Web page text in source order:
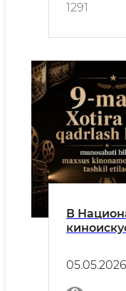
1291
В
05.05.2026